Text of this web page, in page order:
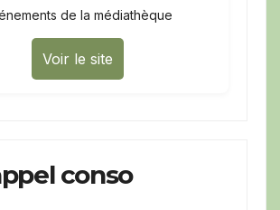
de la médiathèque
Voir le site
conso